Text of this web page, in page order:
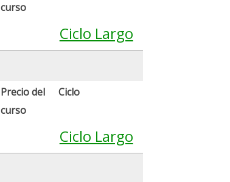
curso
Ciclo Largo
Precio del
curso
Ciclo
Ciclo Largo